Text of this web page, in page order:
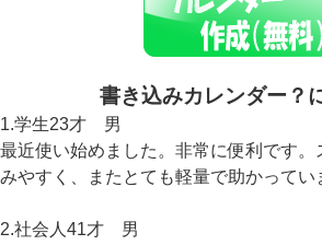
書き込みカレンダー？
1.学生23才 男
最近使い始めました。非常に便利です。
みやすく、またとても軽量で助かってい
2.社会人41才 男